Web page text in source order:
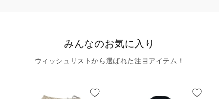
みんなのお気に入り
ウィッシュリストから選ばれた注目アイテム！